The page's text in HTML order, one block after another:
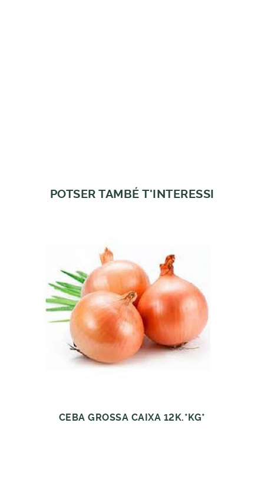
POTSER TAMBÉ T'INTERESSI
CEBA GROSSA CAIXA 12K.*KG*